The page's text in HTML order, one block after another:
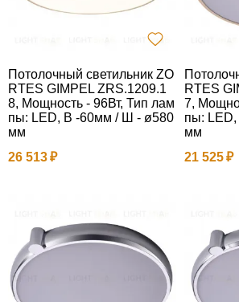
Потолочный светильник ZO
RTES GIMPEL ZRS.1209.1
8, Мощность - 96Вт, Тип лам
пы: LED, В -60мм / Ш - ø580
мм
26 513
RTES
7,
пы:
мм
21 525